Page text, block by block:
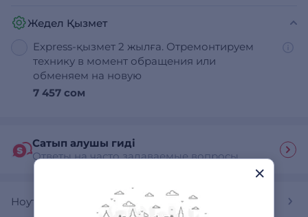
Жедел Қызмет
Express-қызмет 2 жылға. Отремонтируем
технику в момент обращения или
обменяем на новую
7 457 сом
Сатып алушы гиді
Ответы на часто задаваемые вопросы
Ноутбуктер